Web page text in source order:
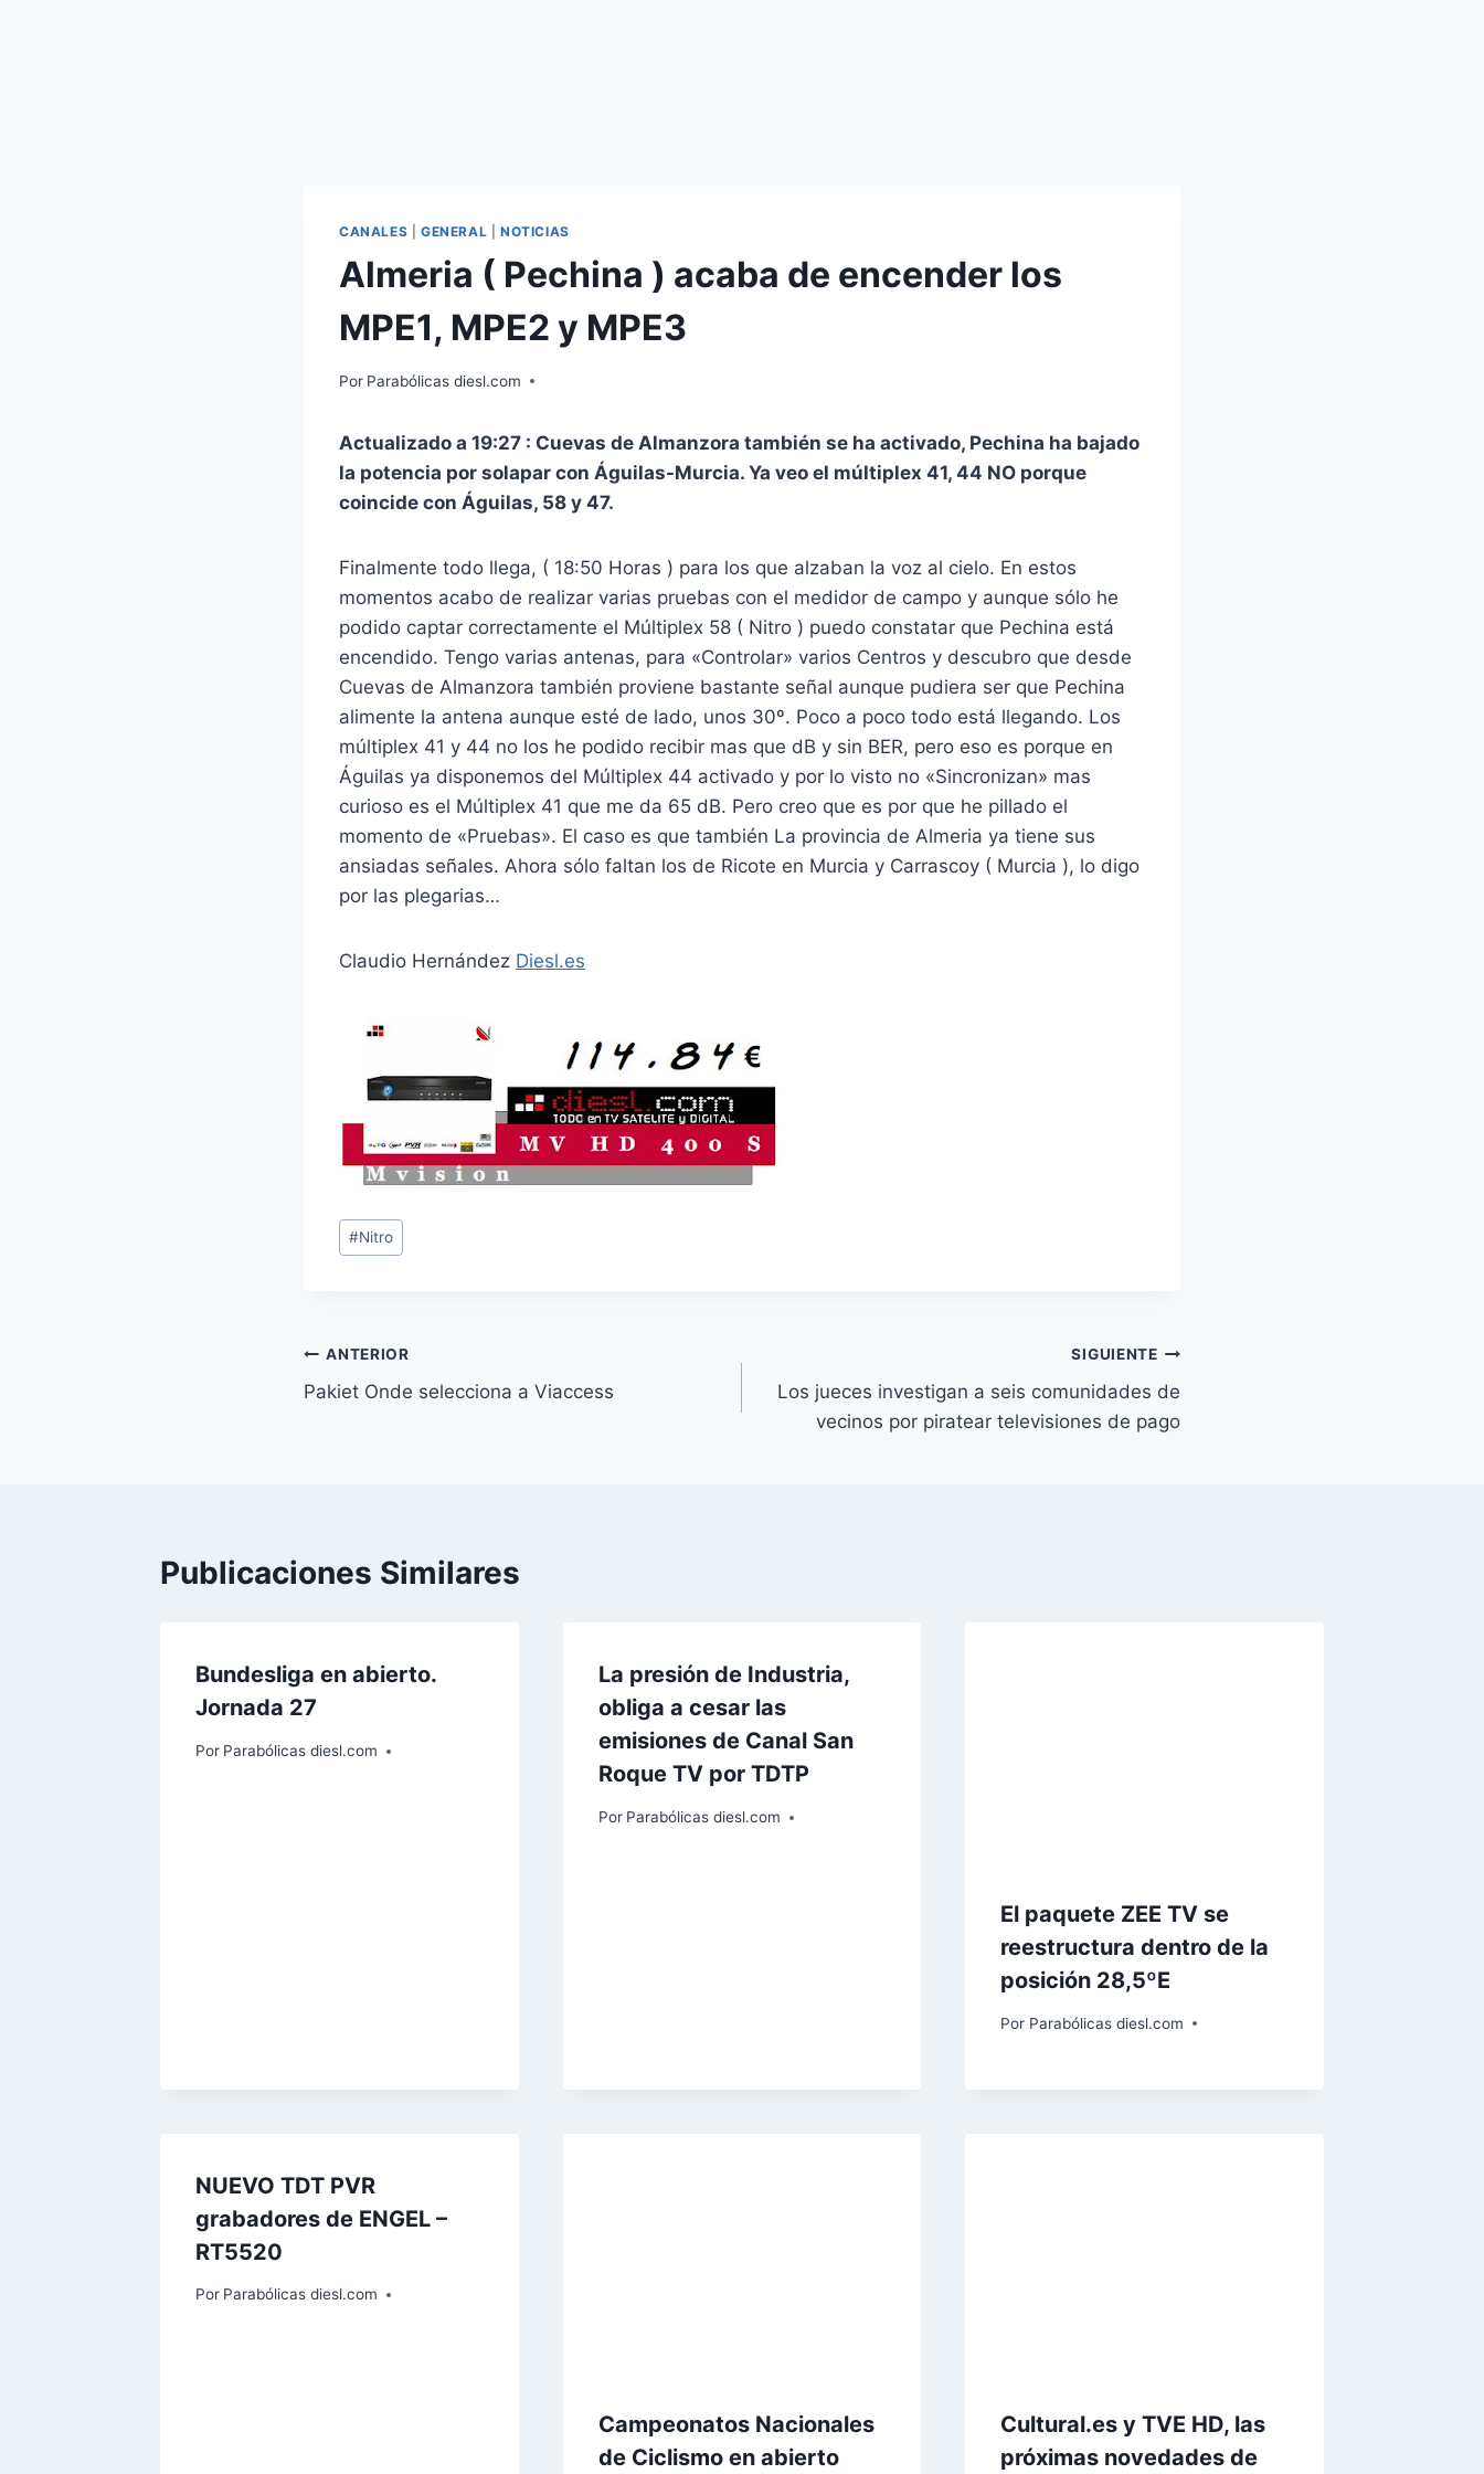
CANALES GENERAL NOTICIAS
Almeria ( Pechina ) acaba de encender los
MPE1, MPE2 y MPE3
Por Parabólicas diesl.com
Actualizado a 19:27 : Cuevas de Almanzora también se ha activado, Pechina ha bajado
la potencia por solapar con Águilas-Murcia. Ya veo el múltiplex 41, 44 NO porque
coincide con Águilas, 58 y 47.
Finalmente todo llega, ( 18:50 Horas ) para los que alzaban la voz al cielo. En estos
momentos acabo de realizar varias pruebas con el medidor de campo y aunque sólo he
podido captar correctamente el Múltiplex 58 ( Nitro ) puedo constatar que Pechina está
encendido. Tengo varias antenas, para «Controlar» varios Centros y descubro que desde
Cuevas de Almanzora también proviene bastante señal aunque pudiera ser que Pechina
alimente la antena aunque esté de lado, unos 30º. Poco a poco todo está llegando. Los
múltiplex 41 y 44 no los he podido recibir mas que dB y sin BER, pero eso es porque en
Águilas ya disponemos del Múltiplex 44 activado y por lo visto no «Sincronizan» mas
curioso es el Múltiplex 41 que me da 65 dB. Pero creo que es por que he pillado el
momento de «Pruebas». El caso es que también La provincia de Almeria ya tiene sus
ansiadas señales. Ahora sólo faltan los de Ricote en Murcia y Carrascoy ( Murcia ), lo digo
por las plegarias…
Claudio Hernández Diesl.es
Etiquetas
de
#Nitro
Navegación
de
ANTERIOR
Pakiet Onde selecciona a Viaccess
SIGUIENTE
Los jueces investigan a seis comunidades de
vecinos por piratear televisiones de pago
Publicaciones Similares
Bundesliga en abierto.
Jornada 27
Por Parabólicas diesl.com
La presión de Industria,
obliga a cesar las
emisiones de Canal San
Roque TV por TDTP
Por Parabólicas diesl.com
El paquete ZEE TV se
reestructura dentro de la
posición 28,5ºE
Por Parabólicas diesl.com
NUEVO TDT PVR
grabadores de ENGEL –
RT5520
Por Parabólicas diesl.com
Campeonatos Nacionales
de Ciclismo en abierto
Cultural.es y TVE HD, las
próximas novedades de